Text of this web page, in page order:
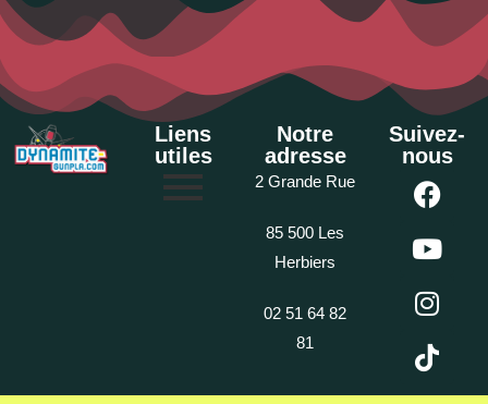
Liens
utiles
Notre
adresse
2 Grande Rue
85 500 Les
Herbiers
02 51 64 82
81
Suivez-
nous